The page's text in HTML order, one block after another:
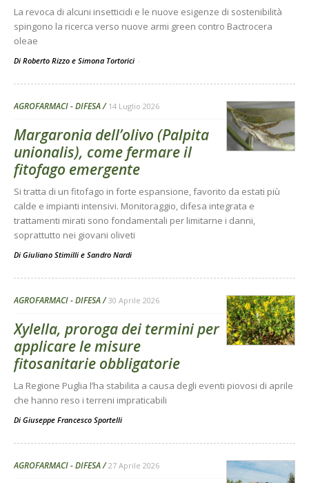
La revoca di alcuni insetticidi e le nuove esigenze di sostenibilità
spingono la ricerca verso nuove armi green contro Bactrocera
oleae
Di Roberto Rizzo e Simona Tortorici -
AGROFARMACI - DIFESA 14 Luglio 2026
Margaronia dell’olivo (Palpita
unionalis), come fermare il
fitofago emergente
Si tratta di un fitofago in forte espansione, favorito da estati più
calde e impianti intensivi. Monitoraggio, difesa integrata e
trattamenti mirati sono fondamentali per limitarne i danni,
soprattutto nei giovani oliveti
Di Giuliano Stimilli e Sandro Nardi
AGROFARMACI - DIFESA 30 Aprile 2026
Xylella, proroga dei termini per
applicare le misure
fitosanitarie obbligatorie
La Regione Puglia l’ha stabilita a causa degli eventi piovosi di aprile
che hanno reso i terreni impraticabili
Di Giuseppe Francesco Sportelli
AGROFARMACI - DIFESA 27 Aprile 2026